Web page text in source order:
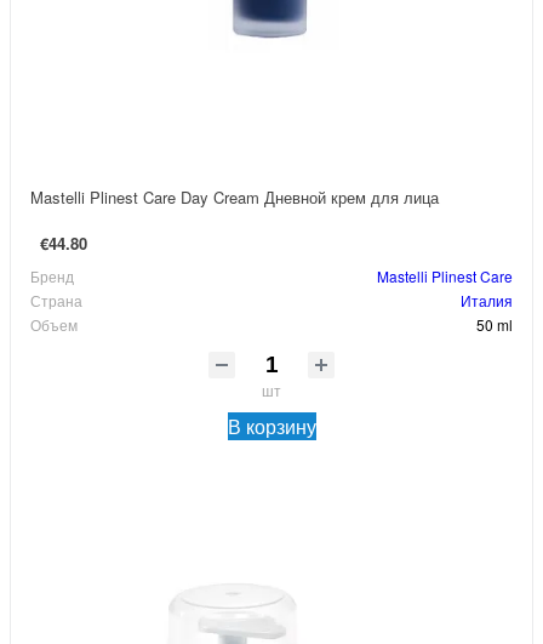
Mastelli Plinest Care Day Cream Дневной крем для лица
€44.80
Бренд
Mastelli Plinest Care
Страна
Италия
Объем
50 ml
шт
В корзину